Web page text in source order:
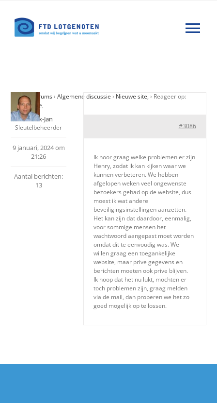
naar
inhoud
Hulp
Nieuws
Home› Forums› Algemene discussie › Nieuwe site, › Reageer op:
Nieuwe site,
Hendrik-Jan
Sleutelbeheerder
9 januari, 2024 om
21:26
Aantal berichten:
13
#3086
Ik hoor graag welke problemen er zijn
Henry, zodat ik kan kijken waar we
kunnen verbeteren. We hebben
afgelopen weken veel ongewenste
bezoekers gehad op de website, dus
moest ik wat andere
beveiligingsinstellingen aanzetten.
Het kan zijn dat daardoor, eenmalig,
voor sommige mensen het
wachtwoord aangepast moet worden
omdat dit te eenvoudig was. We
willen graag een toegankelijke
website, maar prive gegevens en
berichten moeten ook prive blijven.
Ik hoop dat het nu lukt, mochten er
toch problemen zijn, graag melden
via de mail, dan proberen we het zo
goed mogelijk op te lossen.